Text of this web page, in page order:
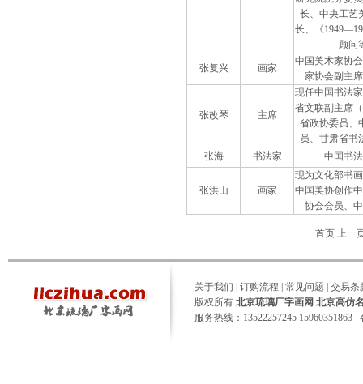
长、中央工艺
长、《
顾问
张复兴 画家
中国美术家协
家协会副主
张改琴 主席
现任中国书法
省文联副主席
省政协委员、
员、甘肃省书
张海
书法家 中国书
张洪山 画家
现为文化部书
中国美协创作
协会会员、
首页 上一
关于我们 订购流程 常见问题
交易条
版权所有 北京琉璃厂字画网 北京高仿
服务热线：13522257245 15960351863